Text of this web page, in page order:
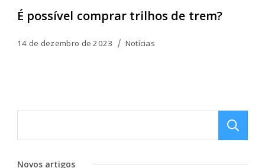
É possível comprar trilhos de trem?
14 de dezembro de 2023 Notícias
Novos artigos